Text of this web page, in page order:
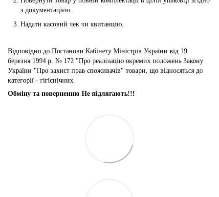
з документацією.
Надати касовий чек чи квитанцію.
Відповідно до Постанови Кабінету Міністрів України від 19
березня 1994 р. № 172 "Про реалізацію окремих положень Закону
України "Про захист прав споживачів" товари, що відносяться до
категорії - гігієнічних.
Обміну та поверненню Не підлягають!!!